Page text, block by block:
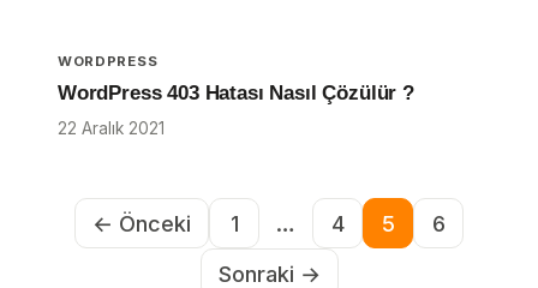
WORDPRESS
WordPress 403 Hatası Nasıl Çözülür ?
22 Aralık 2021
← Önceki 1 … 4 5
6
Sonraki →